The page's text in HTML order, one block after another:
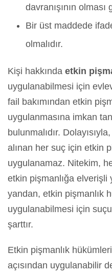
davranışının olması
Bir üst maddede
olmalıdır.
Kişi hakkında etkin
uygulanabilmesi için
fail bakımından etkin
uygulanmasına imkan
bulunmalıdır.
alınan her suç için etkin
uygulanamaz. Nitekim,
etkin pişmanlığa elverişli
yandan, etkin pişmanlık
uygulanabilmesi için
şarttır.
Etkin pişmanlık
açısından uygulanabilir